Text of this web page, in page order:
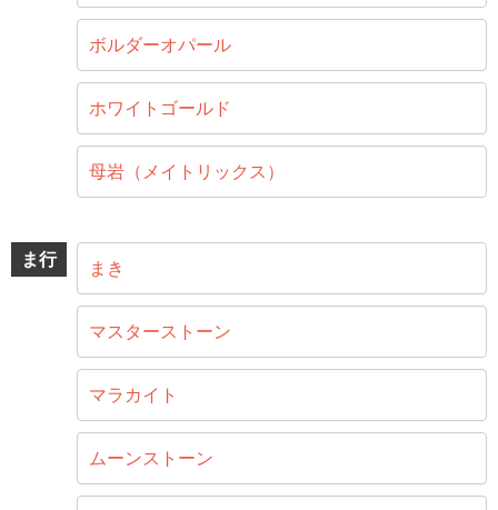
ボルダーオパール
ホワイトゴールド
母岩（メイトリックス）
ま行 まき
マスターストーン
マラカイト
ムーンストーン